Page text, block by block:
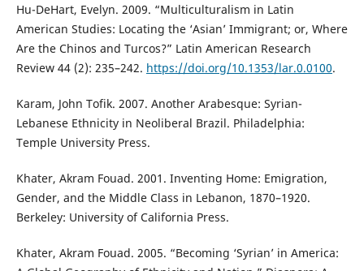
Hu-DeHart, Evelyn. 2009. “Multiculturalism in Latin
American Studies: Locating the ‘Asian’ Immigrant; or, Where
Are the Chinos and Turcos?” Latin American Research
Review 44 (2): 235–242. https://doi.org/10.1353/lar.0.0100.
Karam, John Tofik. 2007. Another Arabesque: Syrian-
Lebanese Ethnicity in Neoliberal Brazil. Philadelphia:
Temple University Press.
Khater, Akram Fouad. 2001. Inventing Home: Emigration,
Gender, and the Middle Class in Lebanon, 1870–1920.
Berkeley: University of California Press.
Khater, Akram Fouad. 2005. “Becoming ‘Syrian’ in America: